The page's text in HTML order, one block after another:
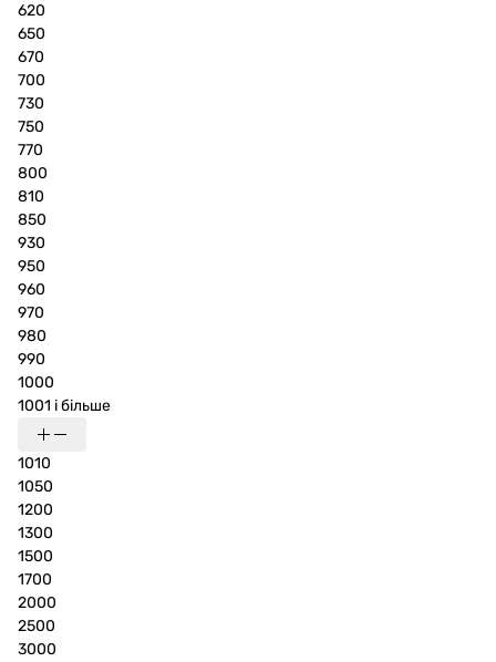
620
650
670
700
730
750
770
800
810
850
930
950
960
970
980
990
1000
1001 і більше
1010
1050
1200
1300
1500
1700
2000
2500
3000